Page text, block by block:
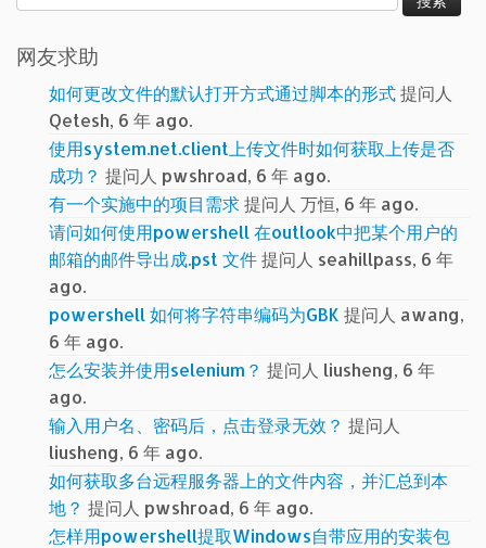
索：
网友求助
如何更改文件的默认打开方式通过脚本的形式提问人
Qetesh, 6 年 ago.
使用system.net.client上传文件时如何获取上传是否
成功？ 提问人 pwshroad, 6 年 ago.
有一个实施中的项目需求提问人 万恒, 6 年 ago.
请问如何使用powershell 在outlook中把某个用户的
邮箱的邮件导出成.pst 文件提问人 seahillpass, 6 年
ago.
powershell 如何将字符串编码为GBK 提问人 awang,
6 年 ago.
怎么安装并使用selenium？ 提问人 liusheng, 6 年
ago.
输入用户名、密码后，点击登录无效？ 提问人
liusheng, 6 年 ago.
如何获取多台远程服务器上的文件内容，并汇总到本
地？ 提问人 pwshroad, 6 年 ago.
怎样用powershell提取Windows自带应用的安装包